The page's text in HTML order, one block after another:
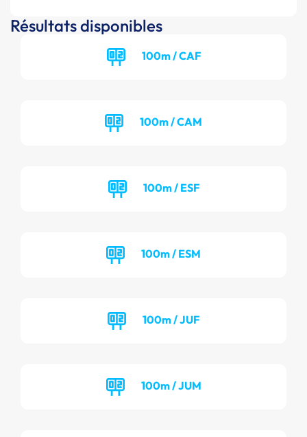
Résultats disponibles
100m / CAF
100m / CAM
100m / ESF
100m / ESM
100m / JUF
100m / JUM